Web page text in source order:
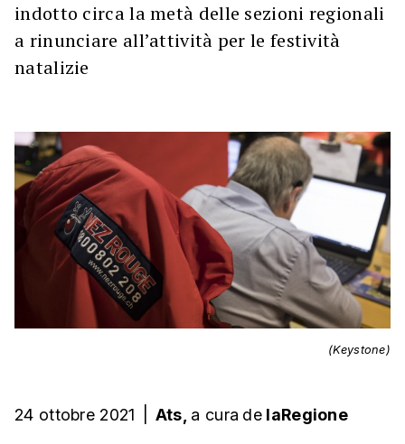
indotto circa la metà delle sezioni regionali
a rinunciare all’attività per le festività
natalizie
(Keystone)
24 ottobre 2021 Ats, a cura de laRegione